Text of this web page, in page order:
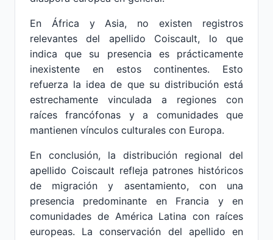
En África y Asia, no existen registros
relevantes del apellido Coiscault, lo que
indica que su presencia es prácticamente
inexistente en estos continentes. Esto
refuerza la idea de que su distribución está
estrechamente vinculada a regiones con
raíces francófonas y a comunidades que
mantienen vínculos culturales con Europa.
En conclusión, la distribución regional del
apellido Coiscault refleja patrones históricos
de migración y asentamiento, con una
presencia predominante en Francia y en
comunidades de América Latina con raíces
europeas. La conservación del apellido en